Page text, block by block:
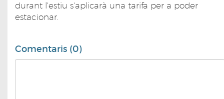
durant l'estiu s'aplicarà una tarifa per a poder
estacionar.
Comentaris (0)